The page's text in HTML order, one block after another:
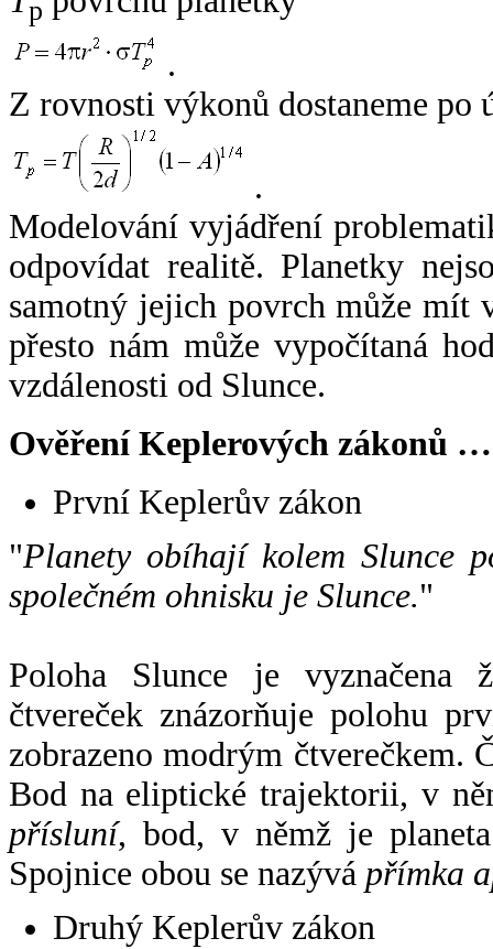
p
.
Z rovnosti výkonů dostaneme po
.
Modelování vyjádření
odpovídat realitě. Planetky
samotný jejich povrch může mít
přesto nám může vypočítaná
vzdálenosti od Slunce.
Ověření Keplerových zákonů …
První Keplerův zákon
"Planety obíhají kolem Slunce
společném ohnisku je Slunce."
Poloha Slunce je vyznačena
čtvereček znázorňuje polohu
zobrazeno modrým čtverečkem.
Bod na eliptické trajektorii, v
přísluní, bod, v němž je
Spojnice obou se nazývá přímka
Druhý Keplerův zákon